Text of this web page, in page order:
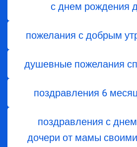
с днем рождения
пожелания с добрым
душевные пожелания
поздравления 6
поздравления с
дочери от мамы